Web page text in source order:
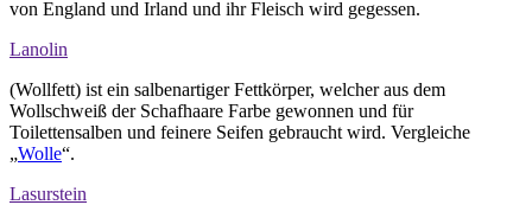
von England und Irland und ihr Fleisch wird gegessen.
Lanolin
(Wollfett) ist ein salbenartiger Fettkörper, welcher aus dem
Wollschweiß der Schafhaare Farbe gewonnen und für
Toilettensalben und feinere Seifen gebraucht wird. Vergleiche
„Wolle“.
Lasurstein